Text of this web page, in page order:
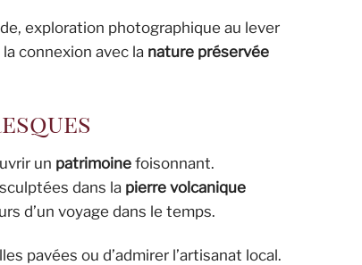
exploration photographique au lever
connexion avec la nature préservée
un patrimoine foisonnant.
dans la pierre volcanique
d’un voyage dans le temps.
pavées ou d’admirer l’artisanat local.